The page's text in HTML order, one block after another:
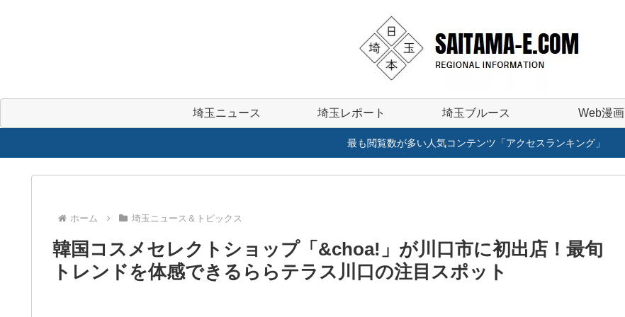
埼玉ニュース 埼玉レポート 埼玉ブルース Web漫画
最も閲覧数が多い人気コンテンツ「アクセスランキング」
ホーム 埼玉ニュース＆トピックス
韓国コスメセレクトショップ「&choa!」が川口市に初出店！最旬
トレンドを体感できるららテラス川口の注目スポット